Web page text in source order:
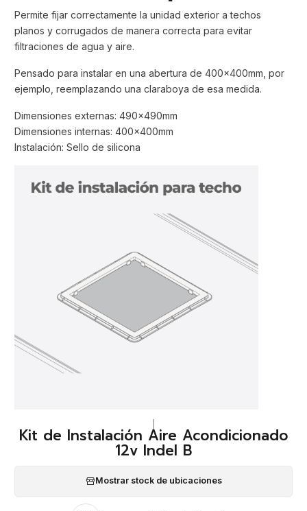
Permite fijar correctamente la unidad exterior a techos
planos y corrugados de manera correcta para evitar
filtraciones de agua y aire.
Pensado para instalar en una abertura de 400x400mm, por
ejemplo, reemplazando una claraboya de esa medida.
Dimensiones externas: 490x490mm
Dimensiones internas: 400x400mm
Instalación: Sello de silicona
Kit de Instalación Aire Acondicionado
12v Indel B
Mostrar stock de ubicaciones